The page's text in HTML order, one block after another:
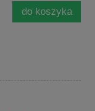
do koszyka